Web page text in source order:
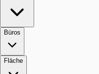
Büros
Fläche